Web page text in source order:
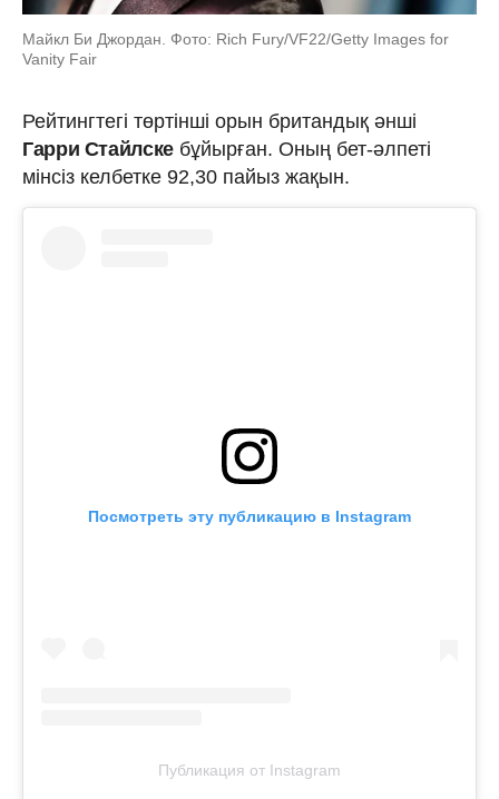
Майкл Би Джордан. Фото: Rich Fury/VF22/Getty Images for
Vanity Fair
Рейтингтегі төртінші орын британдық әнші
Гарри Стайлскебұйырған. Оның бет-әлпеті
мінсіз келбетке 92,30 пайыз жақын.
Посмотреть эту публикацию в Instagram
Публикация от Instagram